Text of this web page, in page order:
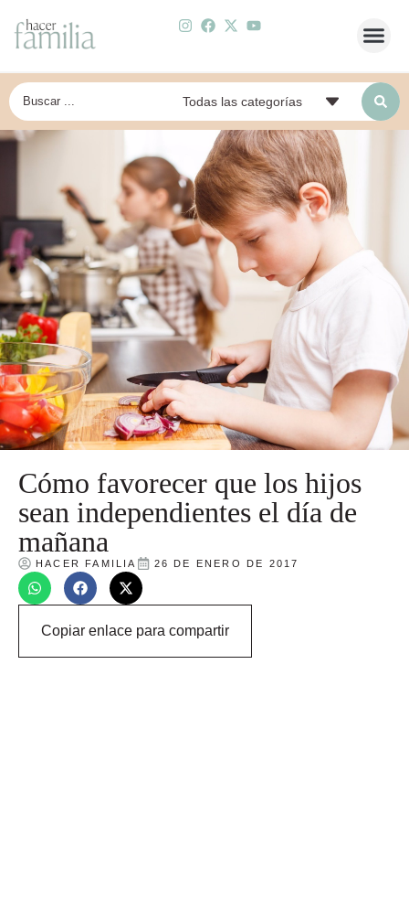
Cómo favorecer que los hijos
sean independientes el día de
mañana
HACER FAMILIA 26 DE ENERO DE 2017
Copiar enlace para compartir